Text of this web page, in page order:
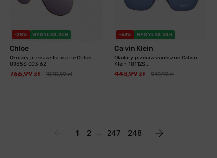
-28% WYSYŁKA 24H
Chloe
Okulary przeciwsłoneczne Chloe
0055S 003 62
766,99 zł 1070,99 zł
-53% WYSYŁKA 24H
Calvin Klein
Okulary przeciwsłoneczne Calvin
Klein 18112S...
448,99 zł 949,99 zł
1 2 247 248